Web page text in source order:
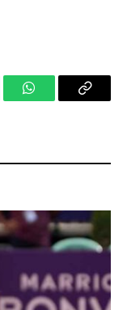
WhatsAppCopy